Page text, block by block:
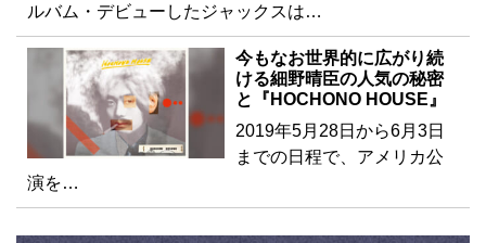
ルバム・デビューしたジャックスは…
今もなお世界的に広がり続
ける細野晴臣の人気の秘密
と『HOCHONO HOUSE』
2019年5月28日から6月3日
までの日程で、アメリカ公
演を…